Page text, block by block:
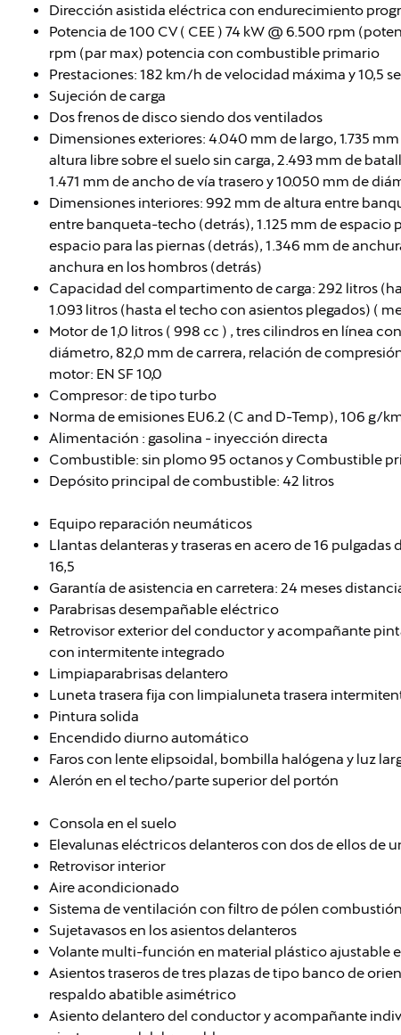
Dirección asistida eléctrica con endurecimiento
Potencia de 100 CV ( CEE ) 74 kW @ 6.500 rpm
rpm (par max) potencia con combustible primario
Prestaciones: 182 km/h de velocidad máxima y 10,5
Sujeción de carga
Dos frenos de disco siendo dos ventilados
Dimensiones exteriores: 4.040 mm de largo, 1.735
altura libre sobre el suelo sin carga, 2.493 mm de
1.471 mm de ancho de vía trasero y 10.050 mm de
Dimensiones interiores: 992 mm de altura entre
entre banqueta-techo (detrás), 1.125 mm de espacio
espacio para las piernas (detrás), 1.346 mm de
anchura en los hombros (detrás)
Capacidad del compartimento de carga: 292 litros
1.093 litros (hasta el techo con asientos plegados) (
Motor de 1,0 litros ( 998 cc ) , tres cilindros en línea
diámetro, 82,0 mm de carrera, relación de
motor: EN SF 10,0
Compresor: de tipo turbo
Norma de emisiones EU6.2 (C and D-Temp), 106 g/
Alimentación : gasolina - inyección directa
Combustible: sin plomo 95 octanos y Combustible
Depósito principal de combustible: 42 litros
Equipo reparación neumáticos
Llantas delanteras y traseras en acero de 16
16,5
Garantía de asistencia en carretera: 24 meses
Parabrisas desempañable eléctrico
Retrovisor exterior del conductor y acompañante
con intermitente integrado
Limpiaparabrisas delantero
Luneta trasera fija con limpialuneta trasera
Pintura solida
Encendido diurno automático
Faros con lente elipsoidal, bombilla halógena y luz
Alerón en el techo/parte superior del portón
Consola en el suelo
Elevalunas eléctricos delanteros con dos de ellos de
Retrovisor interior
Aire acondicionado
Sistema de ventilación con filtro de pólen combustión
Sujetavasos en los asientos delanteros
Volante multi-función en material plástico ajustable
Asientos traseros de tres plazas de tipo banco de
respaldo abatible asimétrico
Asiento delantero del conductor y acompañante